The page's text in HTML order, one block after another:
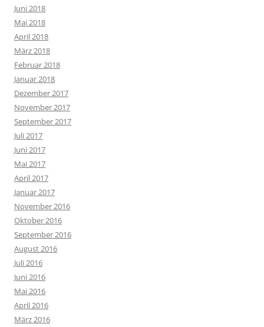
Juni 2018
Mai 2018
April 2018
März 2018
Februar 2018
Januar 2018
Dezember 2017
November 2017
September 2017
Juli 2017
Juni 2017
Mai 2017
April 2017
Januar 2017
November 2016
Oktober 2016
September 2016
August 2016
Juli 2016
Juni 2016
Mai 2016
April 2016
März 2016